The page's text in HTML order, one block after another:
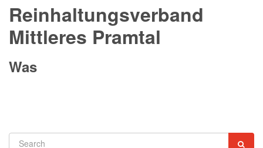
Reinhaltungsverband
Mittleres Pramtal
Was